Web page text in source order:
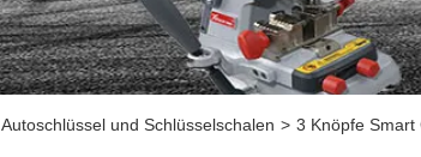
Autoschlüssel und Schlüsselschalen > 3 Knöpfe Smart